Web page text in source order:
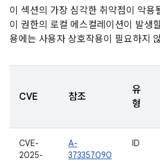
이 섹션의 가장 심각한 취약점이 악용
이 권한의 로컬 에스컬레이션이 발생
용에는 사용자 상호작용이 필요하지
CVE 참조
유
형
CVE-
2025-
A-
373357090
ID